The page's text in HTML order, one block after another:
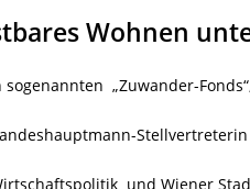
Wohnen
sogenannten „Zuwander-
und Wiener